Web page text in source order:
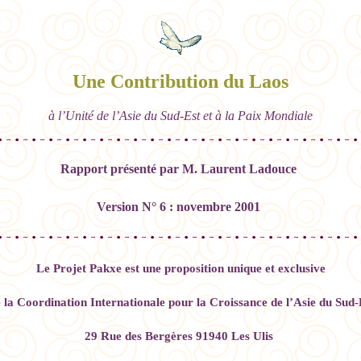
Une Contribution du Laos
à l’Unité de l’Asie du Sud-Est et à la Paix Mondiale
Rapport présenté par M. Laurent Ladouce
Version N° 6 : novembre 2001
Le Projet Pakxe est une proposition unique et exclusive
laCoordination Internationale pour la Croissance de l’Asie du Sud-
29 Rue des Bergères 91940 Les Ulis